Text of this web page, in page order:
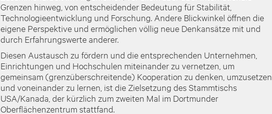
Grenzen hinweg, von entscheidender Bedeutung für Stabilität,
Technologieentwicklung und Forschung. Andere Blickwinkel öffnen die
eigene Perspektive und ermöglichen völlig neue Denkansätze mit und
durch Erfahrungswerte anderer.
Diesen Austausch zu fördern und die entsprechenden Unternehmen,
Einrichtungen und Hochschulen miteinander zu vernetzen, um
gemeinsam (grenzüberschreitende) Kooperation zu denken, umzusetzen
und voneinander zu lernen, ist die Zielsetzung des Stammtischs
USA/Kanada, der kürzlich zum zweiten Mal im Dortmunder
Oberflächenzentrum stattfand.